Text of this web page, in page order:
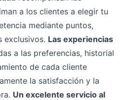
a los clientes a elegir tu
mediante puntos,
exclusivos. Las experiencias
a las preferencias, historial
de cada cliente
la satisfacción y la
Un excelente servicio al